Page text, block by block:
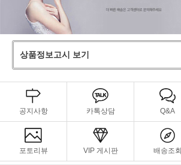
상품정보고시 보기
공지사항 카톡상담 Q&A
포토리뷰 VIP 게시판 배송조회